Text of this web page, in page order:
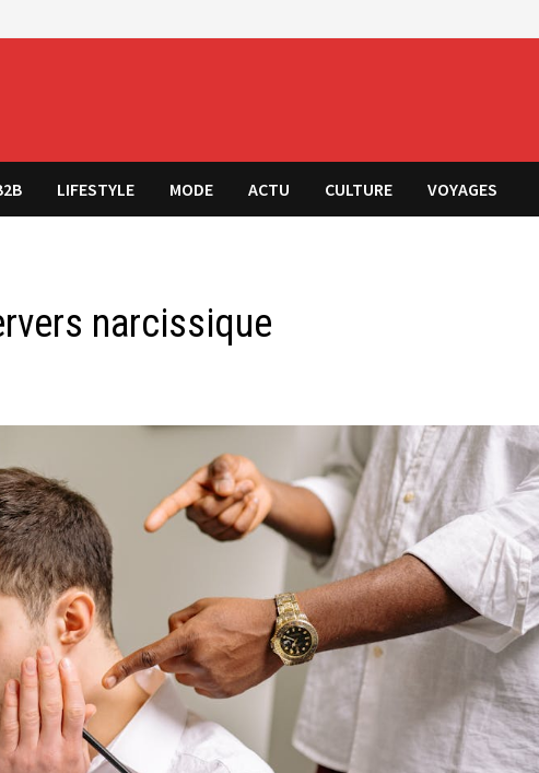
LIFESTYLE MODE ACTU CULTURE VOYAGES
narcissique